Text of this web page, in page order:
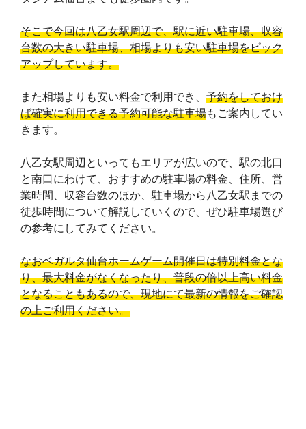
s
l
t
そこで今回は八乙女駅周辺で、駅に近い駐車場、収容
台数の大きい駐車場、相場よりも安い駐車場をピック
アップしています。
また相場よりも安い料金で利用でき、 予約をしておけ
ば確実に利用できる予約可能な駐車場もご案内してい
きます。
八乙女駅周辺といってもエリアが広いので、駅の北口
と南口にわけて、おすすめの駐車場の料金、住所、営
業時間、収容台数のほか、駐車場から八乙女駅までの
徒歩時間について解説していくので、ぜひ駐車場選び
の参考にしてみてください。
なおベガルタ仙台ホームゲーム開催日は特別料金とな
り、最大料金がなくなったり、普段の倍以上高い料金
となることもあるので、現地にて最新の情報をご確認
の上ご利用ください。